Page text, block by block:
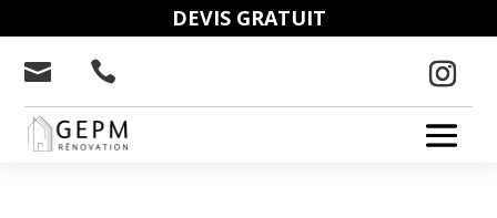
DEVIS GRATUIT
 